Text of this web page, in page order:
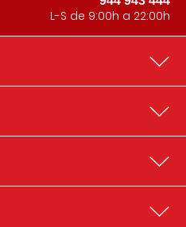
L-S de 9:00h a 22:00h